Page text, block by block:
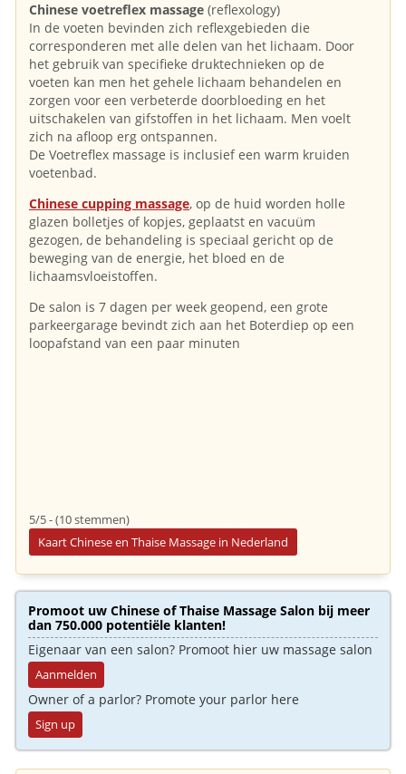
Chinese voetreflex massage (reflexology)
In de voeten bevinden zich reflexgebieden die
corresponderen met alle delen van het lichaam. Door
het gebruik van specifieke druktechnieken op de
voeten kan men het gehele lichaam behandelen en
zorgen voor een verbeterde doorbloeding en het
uitschakelen van gifstoffen in het lichaam. Men voelt
zich na afloop erg ontspannen.
De Voetreflex massage is inclusief een warm kruiden
voetenbad.
Chinese cupping massage, op de huid worden holle
glazen bolletjes of kopjes, geplaatst en vacuüm
gezogen, de behandeling is speciaal gericht op de
beweging van de energie, het bloed en de
lichaamsvloeistoffen.
De salon is 7 dagen per week geopend, een grote
parkeergarage bevindt zich aan het Boterdiep op een
loopafstand van een paar minuten
5/5 - (10 stemmen)
Kaart Chinese en Thaise Massage in Nederland
Promoot uw Chinese of Thaise Massage Salon bij meer
dan 750.000 potentiële klanten!
Eigenaar van een salon? Promoot hier uw massage salon
Aanmelden
Owner of a parlor? Promote your parlor here
Sign up